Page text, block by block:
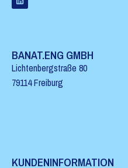
BANAT.ENG GMBH
Licht­en­bergstraße 80
79114 Freiburg
KUNDENINFORMATION